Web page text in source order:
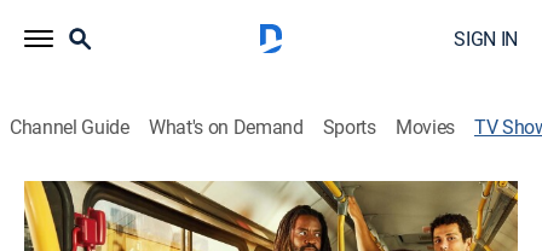
SIGN IN
Channel Guide What's on Demand Sports Movies TV
Volta por Cima